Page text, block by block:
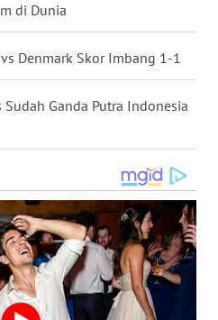
di Dunia
Denmark Skor Imbang 1-1
Ganda Putra Indonesia